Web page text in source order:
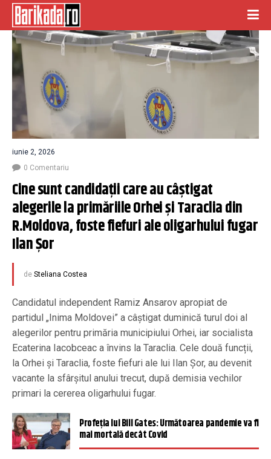
iunie 2, 2026
0 Comentariu
Cine sunt candidații care au câștigat
alegerile la primăriile Orhei și Taraclia din
R.Moldova, foste fiefuri ale oligarhului fugar
Ilan Șor
de Steliana Costea
Candidatul independent Ramiz Ansarov apropiat de
partidul „Inima Moldovei” a câștigat duminică turul doi al
alegerilor pentru primăria municipiului Orhei, iar socialista
Ecaterina Iacobceac a învins la Taraclia. Cele două funcții,
la Orhei și Taraclia, foste fiefuri ale lui Ilan Șor, au devenit
vacante la sfârșitul anului trecut, după demisia vechilor
primari la cererea oligarhului fugar.
Profeția lui Bill Gates: Următoarea pandemie va fi
mai mortală decât Covid